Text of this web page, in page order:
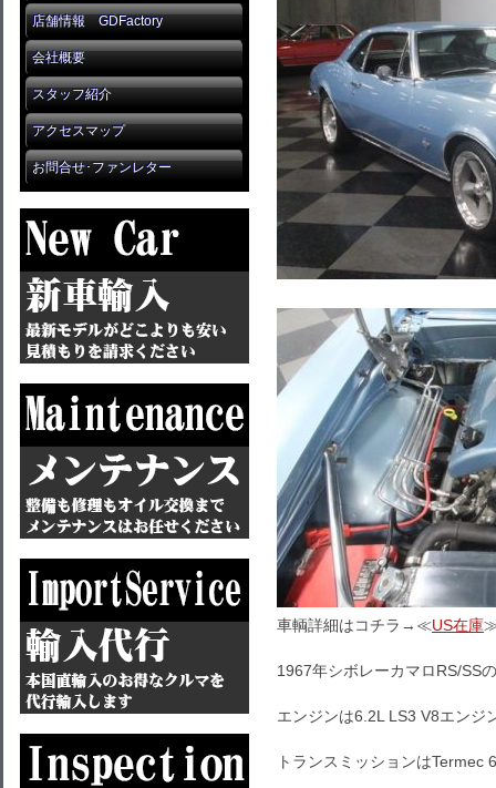
店舗情報 GDFactory
会社概要
スタッフ紹介
アクセスマップ
お問合せ･ファンレター
車輌詳細はコチラ→≪US在庫
1967年シボレーカマロRS/SS
エンジンは6.2L LS3 V8エンジ
トランスミッションはTermec